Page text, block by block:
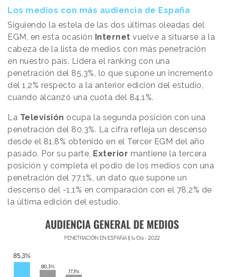
Los medios con más audiencia de España
Siguiendo la estela de las dos últimas oleadas del
EGM, en esta ocasión Internet vuelve a situarse a la
cabeza de la lista de medios con más penetración
en nuestro país. Lidera el ranking con una
penetración del 85,3%, lo que supone un incremento
del 1,2% respecto a la anterior edición del estudio,
cuando alcanzó una cuota del 84,1%.
La Televisión ocupa la segunda posición con una
penetración del 80,3%. La cifra refleja un descenso
desde el 81,8% obtenido en el Tercer EGM del año
pasado. Por su parte, Exterior mantiene la tercera
posición y completa el podio de los medios con una
penetración del 77,1%, un dato que supone un
descenso del -1,1% en comparación con el 78,2% de
la última edición del estudio.